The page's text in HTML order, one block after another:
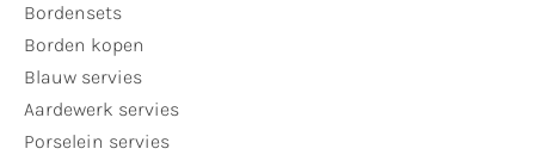
Bordensets
Borden kopen
Blauw servies
Aardewerk servies
Porselein servies